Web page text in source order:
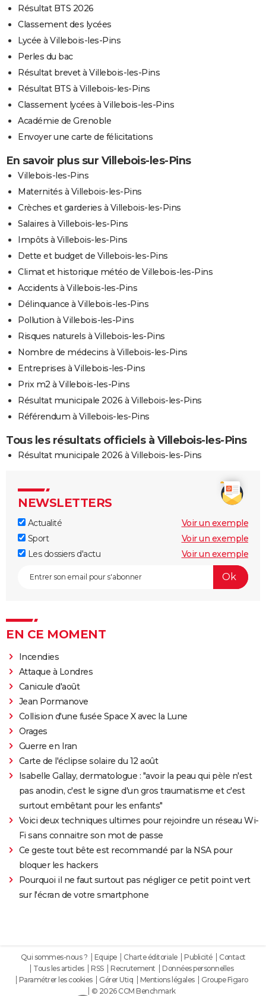
Résultat BTS 2026
Classement des lycées
Lycée à Villebois-les-Pins
Perles du bac
Résultat brevet à Villebois-les-Pins
Résultat BTS à Villebois-les-Pins
Classement lycées à Villebois-les-Pins
Académie de Grenoble
Envoyer une carte de félicitations
En savoir plus sur Villebois-les-Pins
Villebois-les-Pins
Maternités à Villebois-les-Pins
Crèches et garderies à Villebois-les-Pins
Salaires à Villebois-les-Pins
Impôts à Villebois-les-Pins
Dette et budget de Villebois-les-Pins
Climat et historique météo de Villebois-les-Pins
Accidents à Villebois-les-Pins
Délinquance à Villebois-les-Pins
Pollution à Villebois-les-Pins
Risques naturels à Villebois-les-Pins
Nombre de médecins à Villebois-les-Pins
Entreprises à Villebois-les-Pins
Prix m2 à Villebois-les-Pins
Résultat municipale 2026 à Villebois-les-Pins
Référendum à Villebois-les-Pins
Tous les résultats officiels à Villebois-les-Pins
Résultat municipale 2026 à Villebois-les-Pins
NEWSLETTERS
Actualité
Voir un exemple
Sport
Voir un exemple
Les dossiers d'actu
Voir un exemple
EN CE MOMENT
Incendies
Attaque à Londres
Canicule d'août
Jean Pormanove
Collision d'une fusée Space X avec la Lune
Orages
Guerre en Iran
Carte de l'éclipse solaire du 12 août
Isabelle Gallay, dermatologue : "avoir la peau qui pèle n'est
pas anodin, c'est le signe d'un gros traumatisme et c'est
surtout embêtant pour les enfants"
Voici deux techniques ultimes pour rejoindre un réseau Wi-
Fi sans connaitre son mot de passe
Ce geste tout bête est recommandé par la NSA pour
bloquer les hackers
Pourquoi il ne faut surtout pas négliger ce petit point vert
sur l'écran de votre smartphone
Qui sommes-nous ? Equipe Charte éditoriale Publicité
Contact
Tous les articles
RSS Recrutement
Données personnelles
Paramétrer les cookies
Gérer Utiq Mentions légales
Groupe Figaro
© 2026 CCM Benchmark